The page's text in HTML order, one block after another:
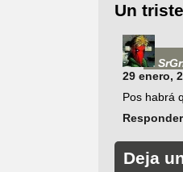
Un
29 enero,
Pos habrá
Responder
Deja